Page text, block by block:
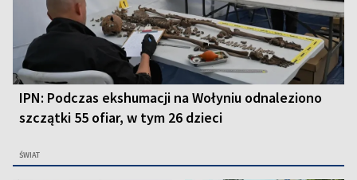
IPN: Podczas ekshumacji na Wołyniu odnaleziono
szczątki 55 ofiar, w tym 26 dzieci
ŚWIAT